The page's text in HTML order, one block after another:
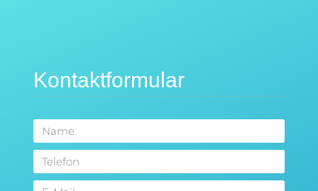
Kontaktformular